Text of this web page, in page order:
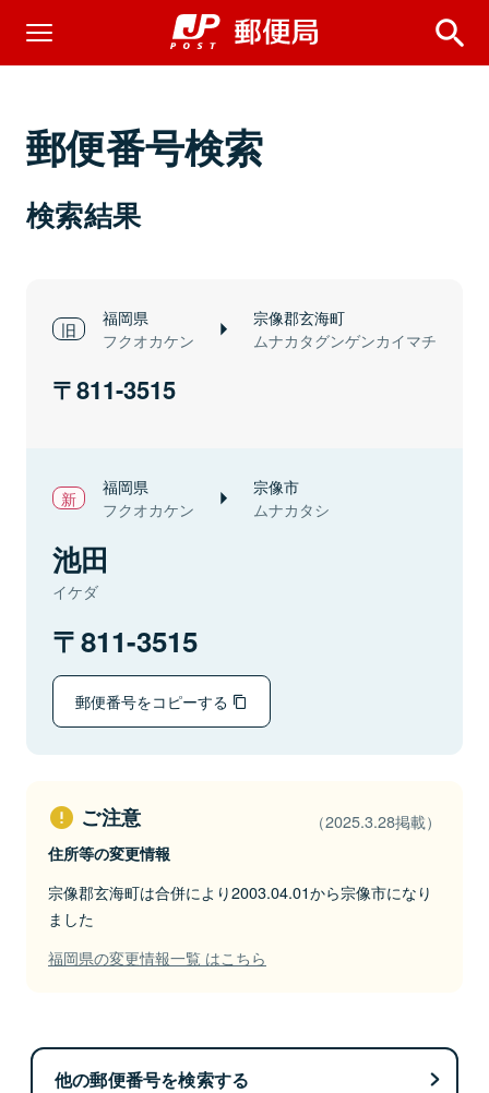
郵便番号検索
検索結果
福岡県
フクオカケン
宗像郡玄海町
ムナカタグンゲンカイマチ
811-3515
福岡県
フクオカケン
宗像市
ムナカタシ
池田
イケダ
811-3515
郵便番号をコピーする
ご注意 （2025.3.28掲載）
住所等の変更情報
宗像郡玄海町は合併により2003.04.01から宗像市になり
ました
福岡県の変更情報一覧 はこちら
他の郵便番号を検索する